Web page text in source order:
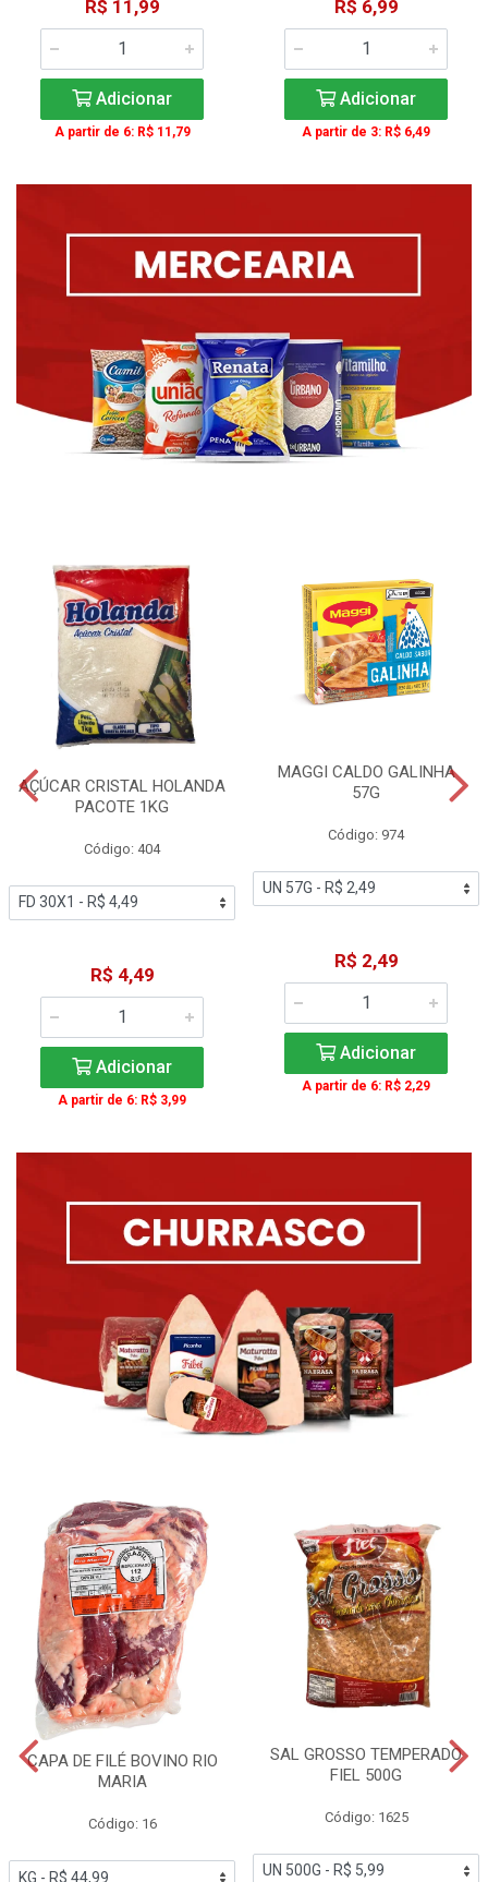
R$ 11,99
Adicionar
A partir de 6: R$ 11,79
R$ 6,99
Adicionar
A partir de 3: R$ 6,49
AÇÚCAR CRISTAL HOLANDA
PACOTE 1KG
Código: 404
R$ 4,49
Adicionar
A partir de 6: R$ 3,99
MAGGI CALDO GALINHA
57G
Código: 974
R$ 2,49
Adicionar
A partir de 6: R$ 2,29
CAPA DE FILÉ BOVINO RIO
MARIA
Código: 16
SAL GROSSO TEMPERADO
FIEL 500G
Código: 1625